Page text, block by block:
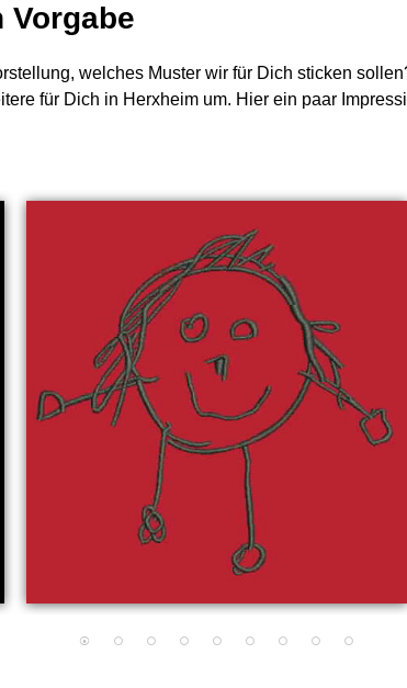
welches Muster wir für Dich sticken
für Dich in Herxheim um. Hier ein paar